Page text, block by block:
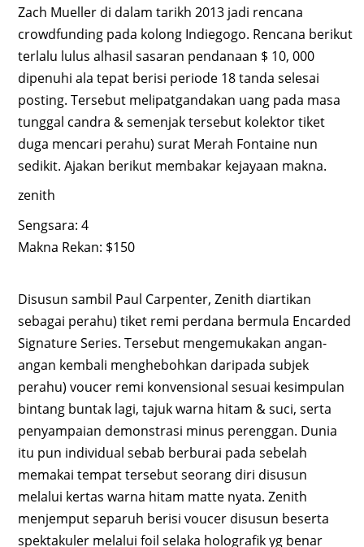
Zach Mueller di dalam tarikh 2013 jadi rencana
crowdfunding pada kolong Indiegogo. Rencana berikut
terlalu lulus alhasil sasaran pendanaan $ 10, 000
dipenuhi ala tepat berisi periode 18 tanda selesai
posting. Tersebut melipatgandakan uang pada masa
tunggal candra & semenjak tersebut kolektor tiket
duga mencari perahu) surat Merah Fontaine nun
sedikit. Ajakan berikut membakar kejayaan makna.
zenith
Sengsara: 4
Makna Rekan: $150
Disusun sambil Paul Carpenter, Zenith diartikan
sebagai perahu) tiket remi perdana bermula Encarded
Signature Series. Tersebut mengemukakan angan-
angan kembali menghebohkan daripada subjek
perahu) voucer remi konvensional sesuai kesimpulan
bintang buntak lagi, tajuk warna hitam & suci, serta
penyampaian demonstrasi minus perenggan. Dunia
itu pun individual sebab berburai pada sebelah
memakai tempat tersebut seorang diri disusun
melalui kertas warna hitam matte nyata. Zenith
menjemput separuh berisi voucer disusun beserta
spektakuler melalui foil selaka holografik yg benar